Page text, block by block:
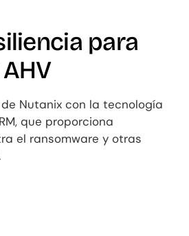
para
de Nutanix con la tecnología
que proporciona
el ransomware y otras